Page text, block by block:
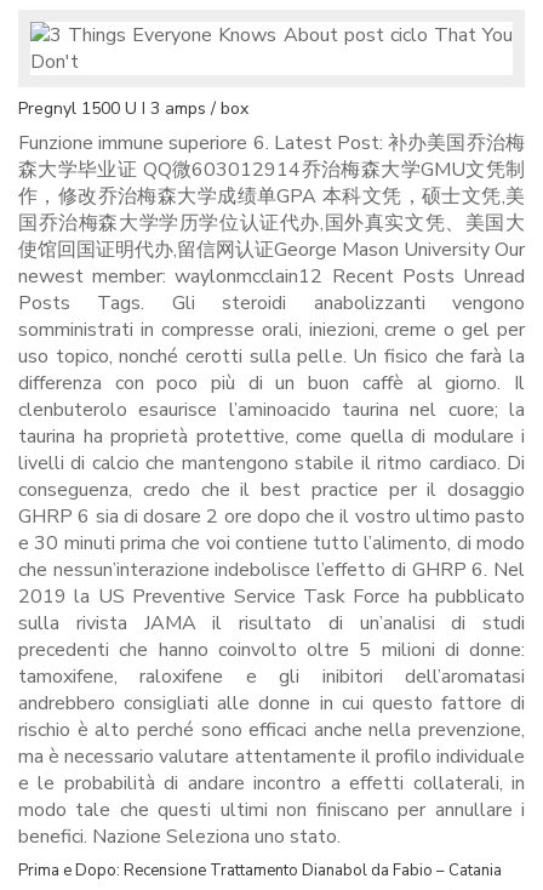
Pregnyl 1500 U I 3 amps / box
Funzione immune superiore 6. Latest Post: 补办美国乔治梅
森大学毕业证 QQ微603012914乔治梅森大学GMU文凭制
作，修改乔治梅森大学成绩单GPA 本科文凭，硕士文凭,美
国乔治梅森大学学历学位认证代办,国外真实文凭、美国大
使馆回国证明代办,留信网认证George Mason University Our
newest member: waylonmcclain12 Recent Posts Unread
Posts Tags. Gli steroidi anabolizzanti vengono
somministrati in compresse orali, iniezioni, creme o gel per
uso topico, nonché cerotti sulla pelle. Un fisico che farà la
differenza con poco più di un buon caffè al giorno. Il
clenbuterolo esaurisce l’aminoacido taurina nel cuore; la
taurina ha proprietà protettive, come quella di modulare i
livelli di calcio che mantengono stabile il ritmo cardiaco. Di
conseguenza, credo che il best practice per il dosaggio
GHRP 6 sia di dosare 2 ore dopo che il vostro ultimo pasto
e 30 minuti prima che voi contiene tutto l’alimento, di modo
che nessun’interazione indebolisce l’effetto di GHRP 6. Nel
2019 la US Preventive Service Task Force ha pubblicato
sulla rivista JAMA il risultato di un’analisi di studi
precedenti che hanno coinvolto oltre 5 milioni di donne:
tamoxifene, raloxifene e gli inibitori dell’aromatasi
andrebbero consigliati alle donne in cui questo fattore di
rischio è alto perché sono efficaci anche nella prevenzione,
ma è necessario valutare attentamente il profilo individuale
e le probabilità di andare incontro a effetti collaterali, in
modo tale che questi ultimi non finiscano per annullare i
benefici. Nazione Seleziona uno stato.
Prima e Dopo: Recensione Trattamento Dianabol da Fabio – Catania